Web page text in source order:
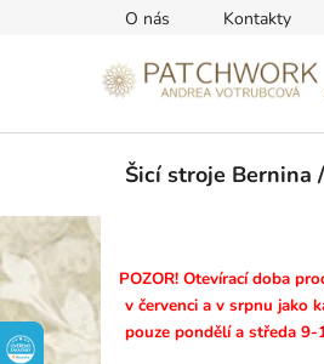
O nás Kontakty
Šicí stroje Bernina
P
o
s
POZOR! Otevírací doba
v červenci a v srpnu jako
pouze pondělí a středa 9-